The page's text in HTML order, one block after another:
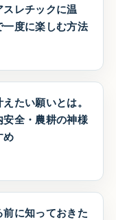
スレチックに温
一度に楽しむ方法
たい願いとは。
安全・農耕の神様
め
前に知っておきた